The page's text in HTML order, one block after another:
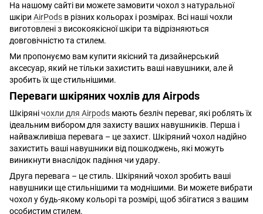
На нашому сайті ви можете замовити чохол з натуральної
шкіри AirPods в різних кольорах і розмірах. Всі наші чохли
виготовлені з високоякісної шкіри та відрізняються
довговічністю та стилем.
Ми пропонуємо вам купити якісний та дизайнерський
аксесуар, який не тільки захистить ваші навушники, але й
зробить їх ще стильнішими.
Переваги шкіряних чохлів для Airpods
Шкірянічохли для Airpods мають безліч переваг, які роблять їх
ідеальним вибором для захисту ваших навушників. Перша і
найважливіша перевага – це захист. Шкіряний чохол надійно
захистить ваші навушники від пошкоджень, які можуть
виникнути внаслідок падіння чи удару.
Друга перевага – це стиль. Шкіряний чохол зробить ваші
навушники ще стильнішими та моднішими. Ви можете вибрати
чохол у будь-якому кольорі та розмірі, щоб збігатися з вашим
особистим стилем.